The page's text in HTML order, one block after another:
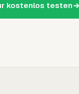
kostenlos testen